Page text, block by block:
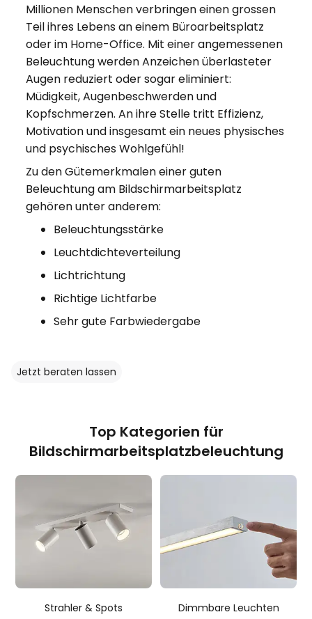
Millionen Menschen verbringen einen grossen
Teil ihres Lebens an einem Büroarbeitsplatz
oder im Home-Office. Mit einer angemessenen
Beleuchtung werden Anzeichen überlasteter
Augen reduziert oder sogar eliminiert:
Müdigkeit, Augenbeschwerden und
Kopfschmerzen. An ihre Stelle tritt Effizienz,
Motivation und insgesamt ein neues physisches
und psychisches Wohlgefühl!
Zu den Gütemerkmalen einer guten
Beleuchtung am Bildschirmarbeitsplatz
gehören unter anderem:
Beleuchtungsstärke
Leuchtdichteverteilung
Lichtrichtung
Richtige Lichtfarbe
Sehr gute Farbwiedergabe
Jetzt beraten lassen
Top Kategorien für
Bildschirmarbeitsplatzbeleuchtung
Strahler & Spots Dimmbare Leuchten